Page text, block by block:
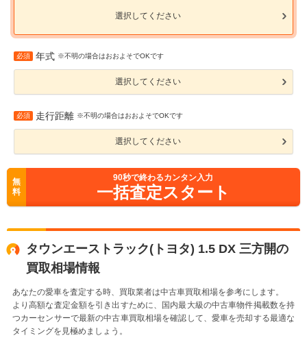
選択してください
必須 年式 ※不明の場合はおおよそでOKです
選択してください
必須 走行距離 ※不明の場合はおおよそでOKです
選択してください
無
料
90秒で終わるカンタン入力
一括査定スタート
タウンエーストラック(トヨタ) 1.5 DX 三方開の
買取相場情報
あなたの愛車を査定する時、買取業者は中古車買取相場を参考にします。
より高額な査定金額を引き出すために、国内最大級の中古車物件掲載数を持
つカーセンサーで最新の中古車買取相場を確認して、愛車を売却する最適な
タイミングを見極めましょう。